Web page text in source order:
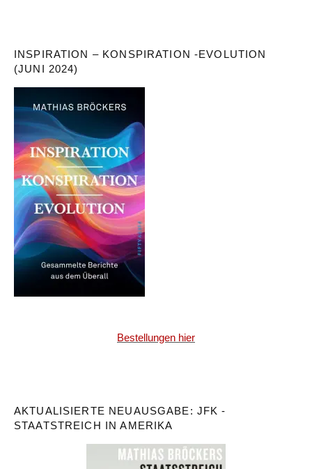
INSPIRATION – KONSPIRATION -EVOLUTION
(JUNI 2024)
Bestellungen hier
AKTUALISIERTE NEUAUSGABE: JFK -
STAATSTREICH IN AMERIKA